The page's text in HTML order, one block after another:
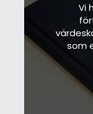
Vi
som